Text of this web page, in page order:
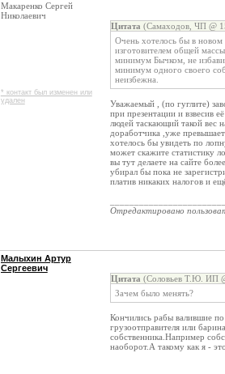
Макаренко Сергей
Николаевич
* контакт был изменен или
удален
Цитата (Самаходов, ЧП @
Очень хотелось бы в новом
изготовителем общей
минимум Бычком, не
минимум одного своего
неизбежна.
Уважаемый , (по гуглите)
при презентации и взвесив
людей таскающий такой вес
доработчика ,уже
хотелось бы увидеть по
может скажите статистику
вы тут делаете на сайте
убирал бы пока не
платив никаких налогов и
Отредактировано
Малыхин Артур
Сергеевич
Цитата (Соловьев Т.Ю. ИП
Зачем было менять?
Кончились рабы валившие
грузоотправителя или
собственника.Например
наоборот.А такому как я -